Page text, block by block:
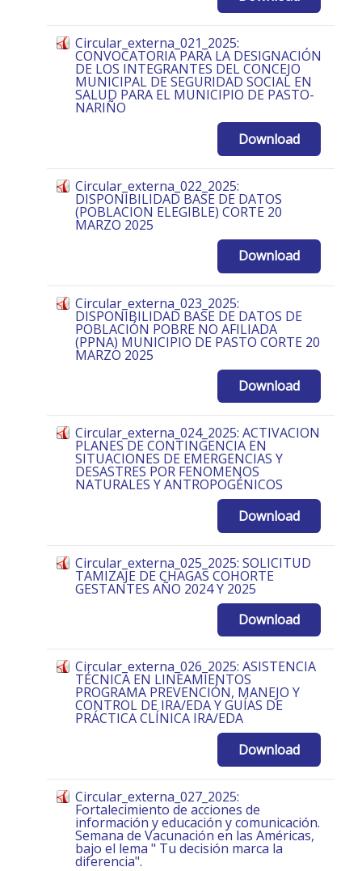
Circular_externa_021_2025:
CONVOCATORIA PARA LA DESIGNACIÓN
DE LOS INTEGRANTES DEL CONCEJO
MUNICIPAL DE SEGURIDAD SOCIAL EN
SALUD PARA EL MUNICIPIO DE PASTO-
NARIÑO
Download
Circular_externa_022_2025:
DISPONIBILIDAD BASE DE DATOS
(POBLACION ELEGIBLE) CORTE 20
MARZO 2025
Download
Circular_externa_023_2025:
DISPONIBILIDAD BASE DE DATOS DE
POBLACIÓN POBRE NO AFILIADA
(PPNA) MUNICIPIO DE PASTO CORTE 20
MARZO 2025
Download
Circular_externa_024_2025: ACTIVACION
PLANES DE CONTINGENCIA EN
SITUACIONES DE EMERGENCIAS Y
DESASTRES POR FENOMENOS
NATURALES Y ANTROPOGÉNICOS
Download
Circular_externa_025_2025: SOLICITUD
TAMIZAJE DE CHAGAS COHORTE
GESTANTES AÑO 2024 Y 2025
Download
Circular_externa_026_2025: ASISTENCIA
TÉCNICA EN LINEAMIENTOS
PROGRAMA PREVENCIÓN, MANEJO Y
CONTROL DE IRA/EDA Y GUÍAS DE
PRÁCTICA CLÍNICA IRA/EDA
Download
Circular_externa_027_2025:
Fortalecimiento de acciones de
información y educación y comunicación.
Semana de Vacunación en las Américas,
bajo el lema " Tu decisión marca la
diferencia".